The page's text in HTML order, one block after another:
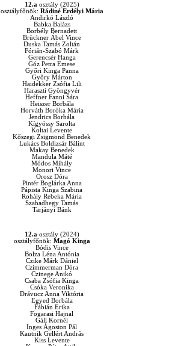
12.a osztály (2025)
osztályfőnök: Rádiné Erdélyi Mária
Andirkó László
Babka Balázs
Borbély Bernadett
Brückner Ábel Vince
Duska Tamás Zoltán
Fórián-Szabó Márk
Gerencsér Hanga
Góz Petra Emese
Győri Kinga Panna
Győry Márton
Haidekker Zsófia Lili
Haraszti Gyöngyvér
Heffner Fanni Sára
Heiszer Borbála
Horváth Boróka Mária
Jendrics Borbála
Kígyóssy Sarolta
Koltai Levente
Kőszegi Zsigmond Benedek
Lukács Boldizsár Bálint
Makay Benedek
Mandula Máté
Módos Mihály
Monori Vince
Orosz Dóra
Pintér Boglárka Anna
Pápista Kinga Szabina
Rohály Rebeka Mária
Szabadhegy Tamás
Tarjányi Bánk
12.a osztály (2024)
osztályfőnök: Magó Kinga
Bódis Vince
Bolza Léna Antónia
Czike Márk Dániel
Czimmerman Dóra
Czinege Anikó
Csaba Zsófia Kinga
Csóka Veronika
Drávucz Anna Viktória
Egyed Borbála
Fábián Erika
Fogarasi Hajnal
Gáll Kornél
Inges Ágoston Pál
Kautnik Gellért András
Kiss Levente